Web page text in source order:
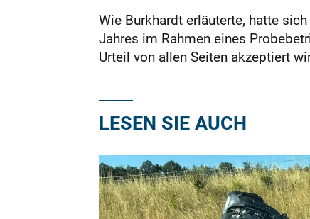
Wie Burkhardt erläuterte, hatte
Jahres im Rahmen eines
Urteil von allen Seiten akzeptiert
LESEN SIE AUCH